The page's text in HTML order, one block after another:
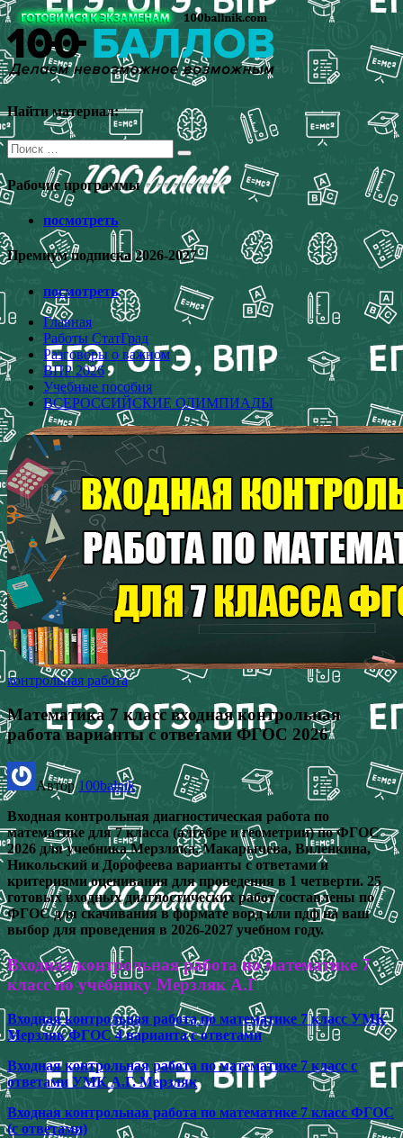
Перейти
к
содержимому
Найти материал:
Поиск
для:
Рабочие программы
посмотреть
Премиум подписка 2026-2027
посмотреть
Главная
Работы СтатГрад
Разговоры о важном
ВПР 2026
Учебные пособия
ВСЕРОССИЙСКИЕ ОЛИМПИАДЫ
контрольная работа
Математика 7 класс входная контрольная
работа варианты с ответами ФГОС 2026
Автор100balnik
Входная контрольная диагностическая работа по
математике для 7 класса (алгебре и геометрии) по ФГОС
2026 для учебника Мерзляка, Макарычева, Виленкина,
Никольский и Дорофеева варианты с ответами и
критериями оценивания для проведения в 1 четверти. 25
готовых входных диагностических работ составлены по
ФГОС для скачивания в формате ворд или пдф на ваш
выбор для проведения в 2026-2027 учебном году.
Входная контрольная работа по математике 7
класс по учебнику Мерзляк А.Г
Входная контрольная работа по математике 7 класс УМК
Мерзляк ФГОС 4 варианта с ответами
Входная контрольная работа по математике 7 класс с
ответами УМК А.Г. Мерзляк
Входная контрольная работа по математике 7 класс ФГОС
(с ответами)